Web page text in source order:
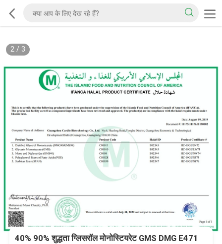
2/ 3
40% 90% शुद्धता ग्लिसरॉल मोनोस्टियरेट GMS DMG E471